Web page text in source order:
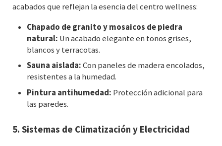
acabados que reflejan la esencia del centro wellness:
Chapado de granito y mosaicos de piedra
natural: Un acabado elegante en tonos grises,
blancos y terracotas.
Sauna aislada:Con paneles de madera encolados,
resistentes a la humedad.
Pintura antihumedad: Protección adicional para
las paredes.
5. Sistemas de Climatización y Electricidad